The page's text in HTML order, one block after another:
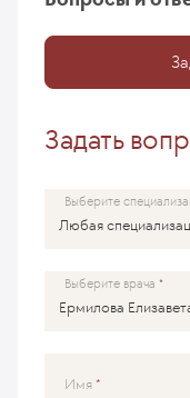
Задать
Выберите
Выберите врача
Имя